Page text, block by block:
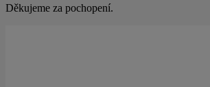
Děkujeme za pochopení.